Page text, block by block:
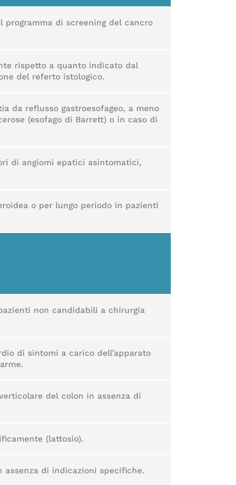
di screening del cancro
rispetto a quanto indicato dal
del referto istologico.
da reflusso gastroesofageo, a meno
(esofago di Barrett) o in caso di
di angiomi epatici asintomatici,
o per lungo periodo in pazienti
non candidabili a chirurgia
di sintomi a carico dell’apparato
del colon in assenza di
(lattosio).
di indicazioni specifiche.